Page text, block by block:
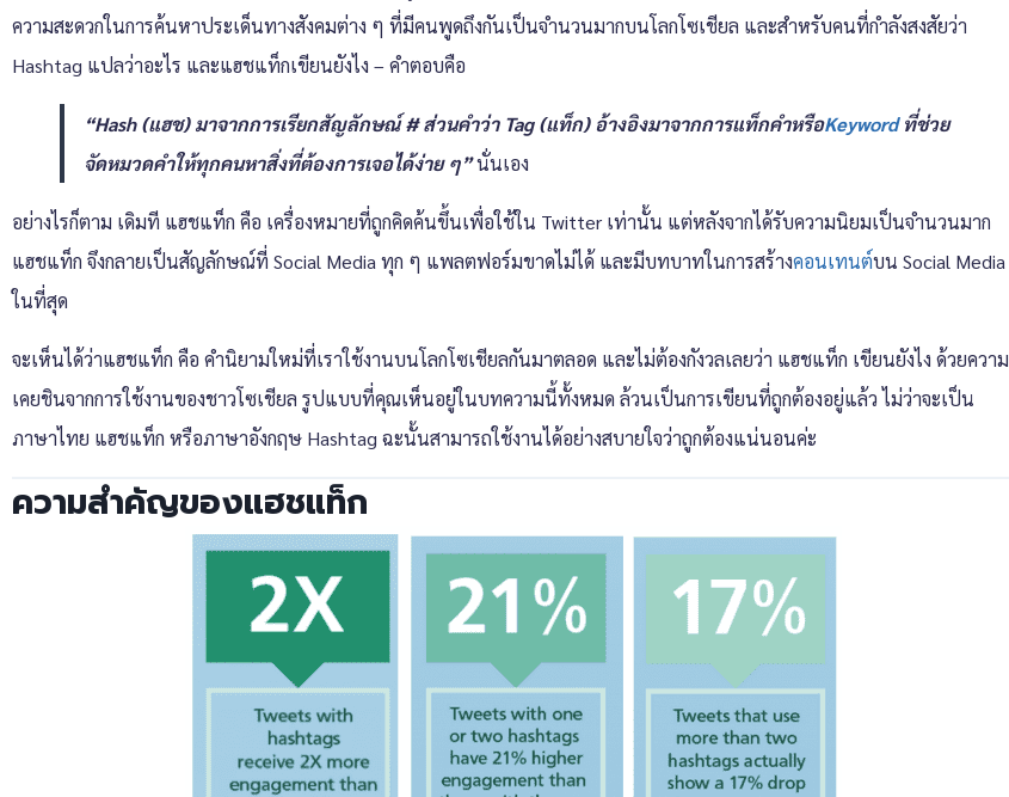
ความสะดวกในการค้นหาประเด็นทางสังคมต่าง ๆ ที่มีคนพูดถึงกันเป็นจำนวนมากบนโลกโซเชียล และสำหรับคนที่กำลังสงสัยว่า
Hashtag แปลว่าอะไร และแฮชแท็กเขียนยังไง – คำตอบคือ
“Hash (แฮช) มาจากการเรียกสัญลักษณ์ # ส่วนคำว่า Tag (แท็ก) อ้างอิงมาจากการแท็กคำหรือKeywordที่ช่วย
จัดหมวดคำให้ทุกคนหาสิ่งที่ต้องการเจอได้ง่าย ๆ”นั่นเอง
อย่างไรก็ตาม เดิมที แฮชแท็ก คือ เครื่องหมายที่ถูกคิดค้นขึ้นเพื่อใช้ใน Twitter เท่านั้น แต่หลังจากได้รับความนิยมเป็นจำนวนมาก
แฮชแท็ก จึงกลายเป็นสัญลักษณ์ที่ Social Media ทุก ๆ แพลตฟอร์มขาดไม่ได้ และมีบทบาทในการสร้างคอนเทนต์บน Social Media
ในที่สุด
จะเห็นได้ว่าแฮชแท็ก คือ คำนิยามใหม่ที่เราใช้งานบนโลกโซเชียลกันมาตลอด และไม่ต้องกังวลเลยว่า แฮชแท็ก เขียนยังไง ด้วยความ
เคยชินจากการใช้งานของชาวโซเชียล รูปแบบที่คุณเห็นอยู่ในบทความนี้ทั้งหมด ล้วนเป็นการเขียนที่ถูกต้องอยู่แล้ว ไม่ว่าจะเป็น
ภาษาไทย แฮชแท็ก หรือภาษาอังกฤษ Hashtag ฉะนั้นสามารถใช้งานได้อย่างสบายใจว่าถูกต้องแน่นอนค่ะ
ความสำคัญของแฮชแท็ก